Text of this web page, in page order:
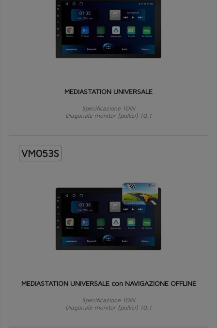
MEDIASTATION UNIVERSALE
Specificazione 1DIN
Diagonale monitor [pollici] 10,1
VM053S
MEDIASTATION UNIVERSALE con NAVIGAZIONE OFFLINE
Specificazione 1DIN
Diagonale monitor [pollici] 10,1